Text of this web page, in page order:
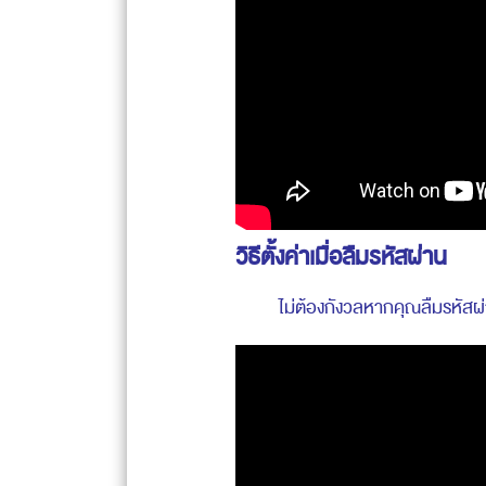
วิธีตั้งค่าเมื่อลืมรหัสผ่าน
ไม่ต้องกังวลหากคุณลืมรหัส